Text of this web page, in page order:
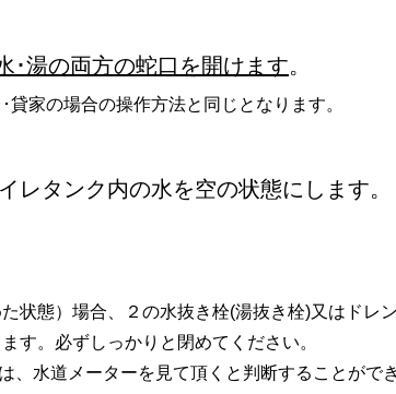
･湯の両方の蛇口を開けます。
家の場合の操作方法と同じとなります。
レタンク内の水を空の状態にします。
状態）場合、２の水抜き栓(湯抜き栓)又はドレ
す。必ずしっかりと閉めてください。
、水道メーターを見て頂くと判断することがで